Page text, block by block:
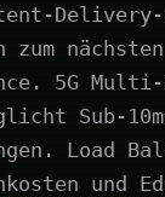
Delivery-
zum
5G Multi-
Sub-
Load
und